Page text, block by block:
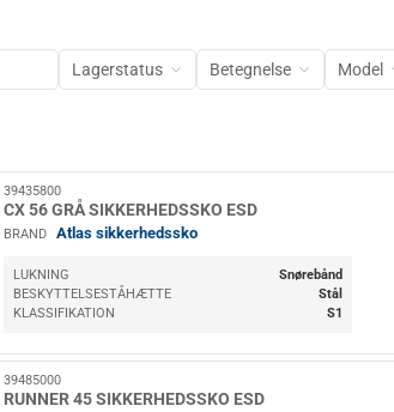
Lagerstatus Betegnelse Model
39435800
CX 56 GRÅ SIKKERHEDSSKO ESD
BRAND Atlas sikkerhedssko
LUKNING
Snørebånd
BESKYTTELSESTÅHÆTTE
Stål
KLASSIFIKATION
S1
39485000
RUNNER 45 SIKKERHEDSSKO ESD